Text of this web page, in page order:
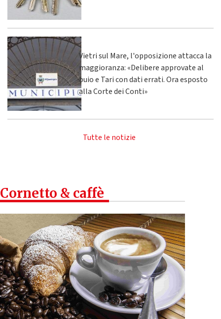
Vietri sul Mare, l'opposizione attacca la
maggioranza: «Delibere approvate al
buio e Tari con dati errati. Ora esposto
alla Corte dei Conti»
Tutte le notizie
Cornetto & caffè